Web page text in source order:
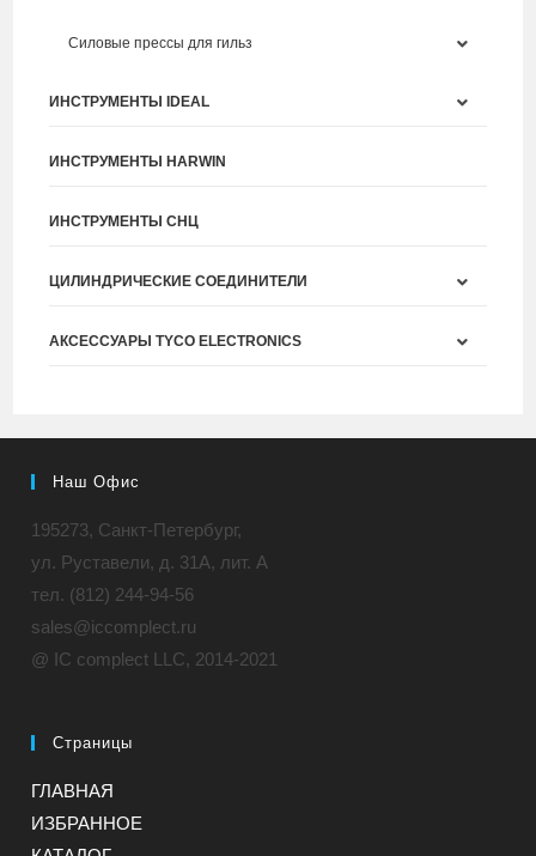
Силовые прессы для гильз
ИНСТРУМЕНТЫ IDEAL
ИНСТРУМЕНТЫ HARWIN
ИНСТРУМЕНТЫ СНЦ
ЦИЛИНДРИЧЕСКИЕ СОЕДИНИТЕЛИ
АКСЕССУАРЫ TYCO ELECTRONICS
Наш Офис
195273, Санкт-Петербург,
ул. Руставели, д. 31A, лит. А
тел. (812) 244-94-56
sales@iccomplect.ru
@ IC complect LLC, 2014-2021
Страницы
ГЛАВНАЯ
ИЗБРАННОЕ